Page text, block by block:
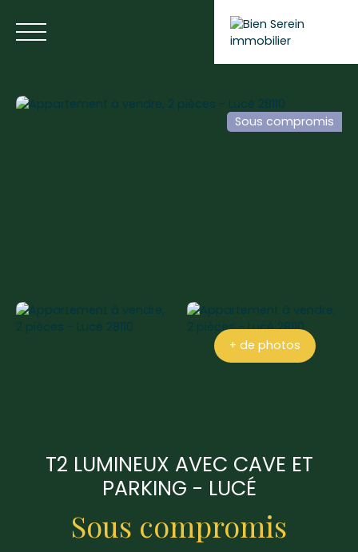
Sous compromis
+ de photos
T2 LUMINEUX AVEC CAVE ET
PARKING - LUCÉ
Sous compromis